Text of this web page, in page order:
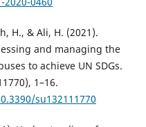
H., & Ali, H. (2021).
and managing the
to achieve UN SDGs.
1–16.
su132111770